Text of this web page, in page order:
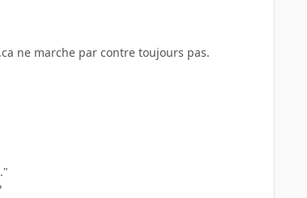
ne marche par contre toujours pas.